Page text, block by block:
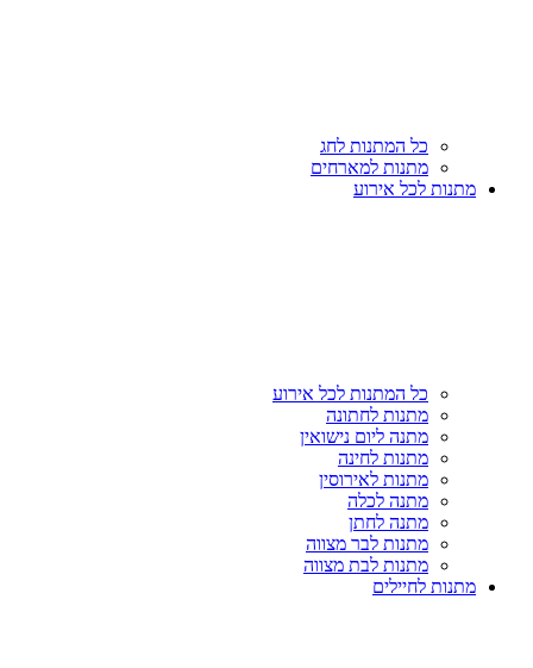
כל המתנות לחג
מתנות למארחים
מתנות לכל אירוע
כל המתנות לכל אירוע
מתנות לחתונה
מתנה ליום נישואין
מתנות לחינה
מתנות לאירוסין
מתנה לכלה
מתנה לחתן
מתנות לבר מצווה
מתנות לבת מצווה
מתנות לחיילים